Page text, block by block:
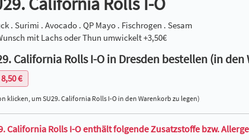
. Surimi . Avocado . QP Mayo . Fischrogen . Sesam
mit Lachs oder Thun umwickelt +3,50€
California Rolls I-O in Dresden bestellen (in
8,50 €
klicken, um SU29. California Rolls I-O in den Warenkorb zu legen)
California Rolls I-O enthält folgende Zusatzstoffe bzw.